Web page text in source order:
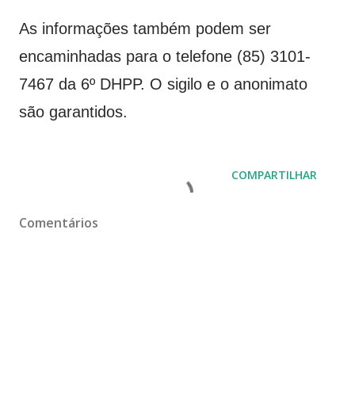
As informações também podem ser
encaminhadas para o telefone (85) 3101-
7467 da 6º DHPP. O sigilo e o anonimato
são garantidos.
COMPARTILHAR
Comentários